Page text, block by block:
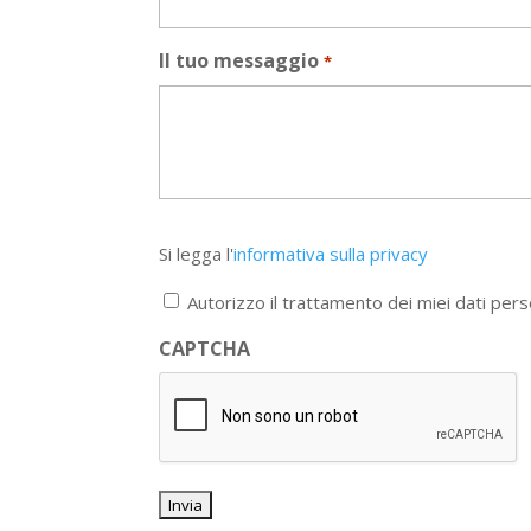
Il tuo messaggio *
legga
l'informativa
privacy
*
Si legga l'informativa sulla privacy
Autorizzo il trattamento dei miei dati
CAPTCHA